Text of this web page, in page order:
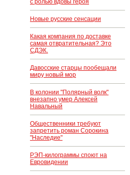
с ролью вдовы героя
Новые русские сенсации
Какая компания по доставке
самая отвратительная? Это
СДЭК.
Давосские старцы пообещали
миру новый мор
В колонии "Полярный волк"
внезапно умер Алексей
Навальный
Общественники требуют
запретить роман Сорокина
"Наследие"
РЭП-килограммы споют на
Евровидении